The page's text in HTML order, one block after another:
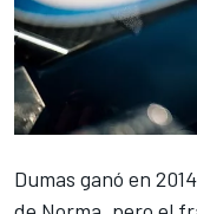
Dumas ganó en